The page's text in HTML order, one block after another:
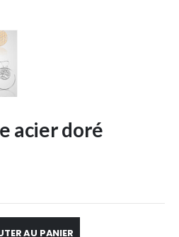
acier doré
AU PANIER